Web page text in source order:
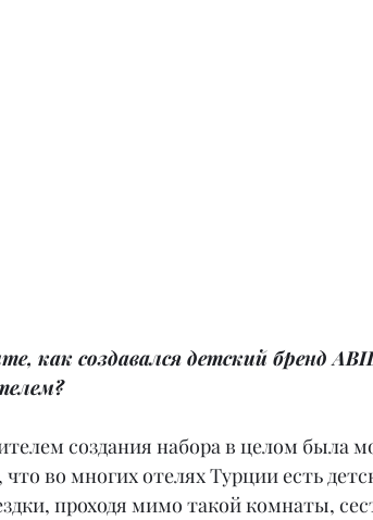
как создавался детский бренд
создания набора в целом была
что во многих отелях Турции есть
проходя мимо такой комнаты,